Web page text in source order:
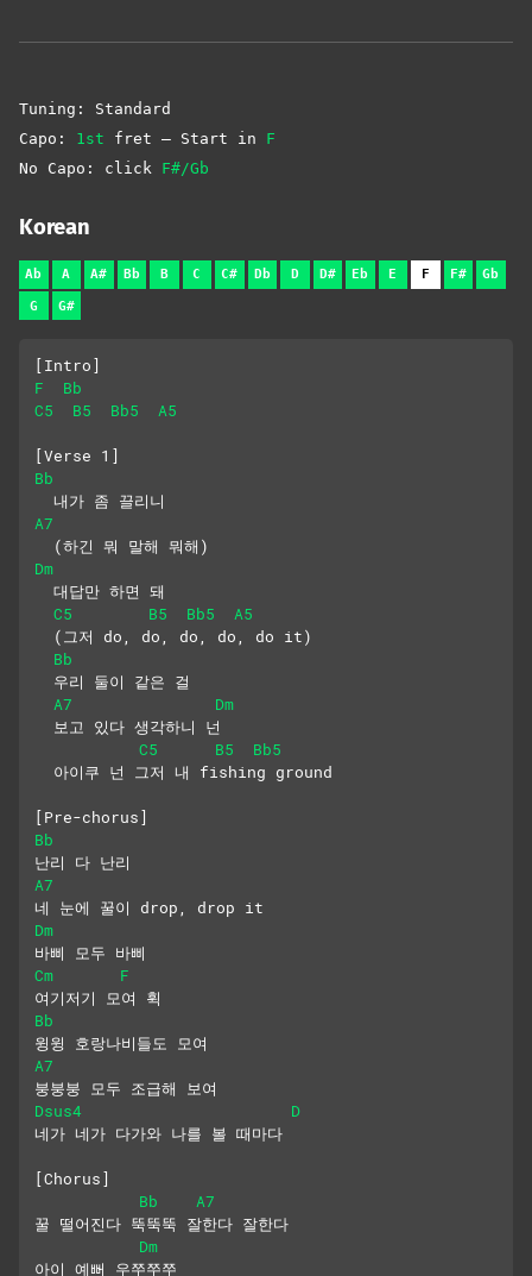
Tuning: Standard
Capo: 1st fret – Start in F
No Capo: click F#/Gb
Korean
Ab A A# Bb B C C# Db D D# Eb E F F# Gb
G G#
[Intro]
F
Bb
C5
B5 Bb5 A5
[Verse 1]
Bb
  내가 좀 끌리니
A7
  (하긴 뭐 말해 뭐해)
Dm
  대답만 하면 돼
C5
B5 Bb5
A5
  (그저 do, do, do, do, do it)
Bb
  우리 둘이 같은 걸
A7
Dm
  보고 있다 생각하니 넌
C5
B5
Bb5
  아이쿠 넌 그저 내 fishing ground
[Pre-chorus]
Bb
난리 다 난리
A7
네 눈에 꿀이 drop, drop it
Dm
바삐 모두 바삐
Cm
F
여기저기 모여 휙
Bb
윙윙 호랑나비들도 모여
A7
붕붕붕 모두 조급해 보여
Dsus4
D
네가 네가 다가와 나를 볼 때마다
[Chorus]
Bb
A7
꿀 떨어진다 뚝뚝뚝 잘한다 잘한다
Dm
아이 예뻐 우쭈쭈쭈